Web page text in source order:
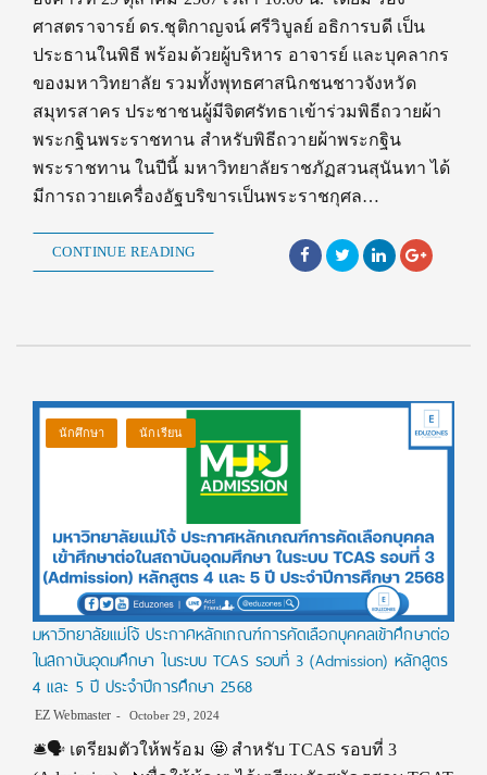
ศาสตราจารย์ ดร.ชุติกาญจน์ ศรีวิบูลย์ อธิการบดี เป็น
ประธานในพิธี พร้อมด้วยผู้บริหาร อาจารย์ และบุคลากร
ของมหาวิทยาลัย รวมทั้งพุทธศาสนิกชนชาวจังหวัด
สมุทรสาคร ประชาชนผู้มีจิตศรัทธาเข้าร่วมพิธีถวายผ้า
พระกฐินพระราชทาน สำหรับพิธีถวายผ้าพระกฐิน
พระราชทาน ในปีนี้ มหาวิทยาลัยราชภัฏสวนสุนันทา ได้
มีการถวายเครื่องอัฐบริขารเป็นพระราชกุศล…
CONTINUE READING
นักศึกษา นักเรียน
มหาวิทยาลัยแม่โจ้ ประกาศหลักเกณฑ์การคัดเลือกบุคคลเข้าศึกษาต่อ
ในสถาบันอุดมศึกษา ในระบบ TCAS รอบที่ 3 (Admission) หลักสูตร
4 และ 5 ปี ประจำปีการศึกษา 2568
EZ Webmaster October 29, 2024
🛎🗣 เตรียมตัวให้พร้อม 🤩 สำหรับ TCAS รอบที่ 3